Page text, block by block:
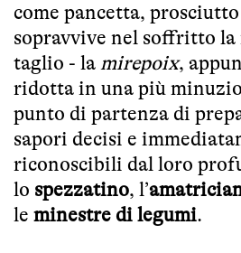
come pancetta,
sopravvive nel soffritto la
taglio - la mirepoix,
ridotta in una più
punto di partenza di
sapori decisi e
riconoscibili dal loro
lo spezzatino, l’
le minestre di legumi.